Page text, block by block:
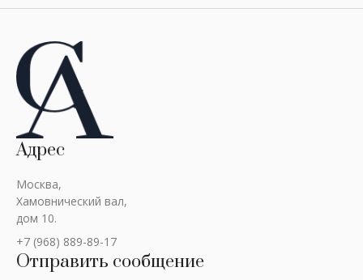
Адрес
Москва,
Хамовнический вал,
дом 10.
+7 (968) 889-89-17
Отправить сообщение